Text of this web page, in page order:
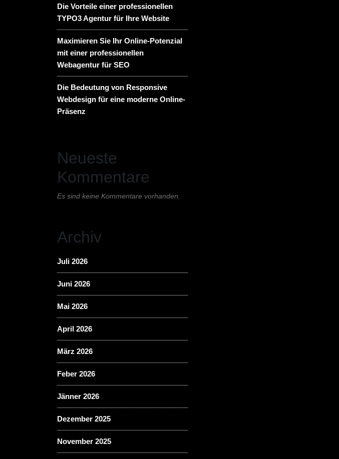
Die Vorteile einer professionellen
TYPO3 Agentur für Ihre Website
Maximieren Sie Ihr Online-Potenzial
mit einer professionellen
Webagentur für SEO
Die Bedeutung von Responsive
Webdesign für eine moderne Online-
Präsenz
Neueste
Kommentare
Es sind keine Kommentare vorhanden.
Archiv
Juli 2026
Juni 2026
Mai 2026
April 2026
März 2026
Feber 2026
Jänner 2026
Dezember 2025
November 2025